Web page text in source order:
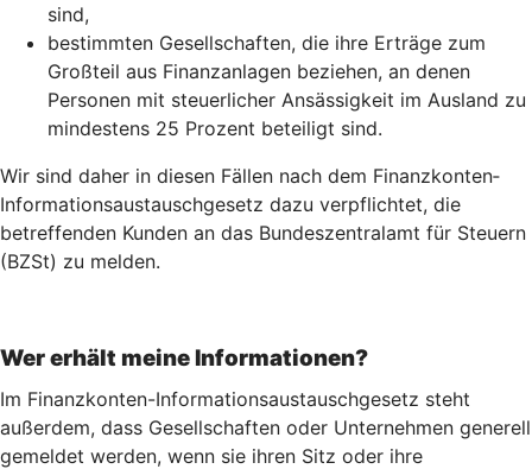
sind,
bestimmten Gesellschaften, die ihre Erträge zum
Großteil aus Finanzanlagen beziehen, an denen
Personen mit steuerlicher Ansässigkeit im Ausland zu
mindestens 25 Prozent beteiligt sind.
Wir sind daher in diesen Fällen nach dem Finanz­konten­
Informations­austausch­gesetz dazu verpflichtet, die
betreffenden Kunden an das Bundeszentralamt für Steuern
(BZSt) zu melden.
Wer erhält meine Informationen?
Im Finanzkonten-Informationsaustauschgesetz steht
außerdem, dass Gesellschaften oder Unternehmen generell
gemeldet werden, wenn sie ihren Sitz oder ihre